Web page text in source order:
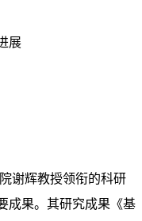
展
谢辉教授领衔的科研
成果。其研究成果《基